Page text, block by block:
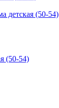
детская (50-54)
(50-54)